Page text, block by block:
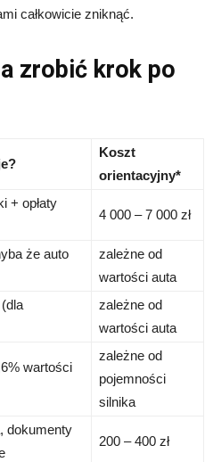
całkowicie zniknąć.
zrobić krok po
Koszt
orientacyjny*
+ opłaty
4 000 – 7 000 zł
że auto
zależne od
wartości auta
zależne od
wartości auta
wartości
zależne od
pojemności
silnika
dokumenty
200 – 400 zł